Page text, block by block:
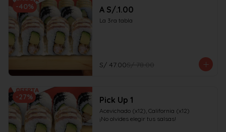
-40% A S/.1.00
La 3ra tabla
S/ 47.00S/ 78.00
-27% Pick Up 1
Acevichado (x12), California (x12)
¡No olvides elegir tus salsas!